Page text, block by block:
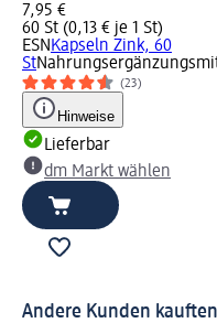
7,95 €
60 St (0,13 € je 1 St)
ESN Kapseln Zink, 60
St
(23)
Hinweise
Lieferbar
dm Markt wählen
Andere Kunden